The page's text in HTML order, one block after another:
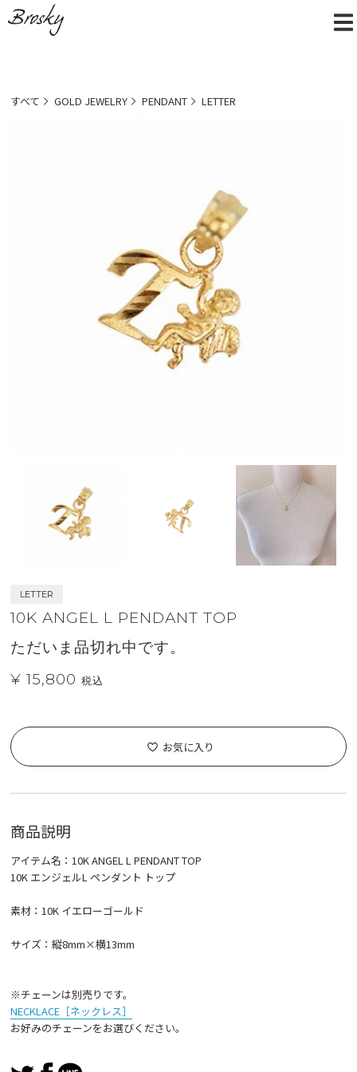
すべて GOLD JEWELRY PENDANT LETTER
LETTER
10K ANGEL L PENDANT TOP
ただいま品切れ中です。
¥ 15,800税込
お気に入り
商品説明
アイテム名：10K ANGEL L PENDANT TOP
10K エンジェルL ペンダント トップ
素材：10K イエローゴールド
サイズ：縦8mm×横13mm
※チェーンは別売りです。
NECKLACE［ネックレス］
お好みのチェーンをお選びください。